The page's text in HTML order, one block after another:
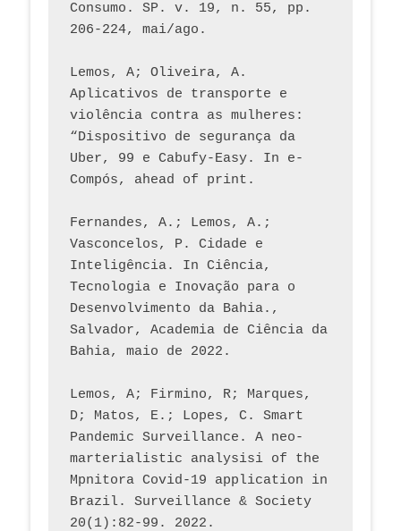
Consumo. SP. v. 19, n. 55, pp.
206-224, mai/ago.
Lemos, A; Oliveira, A.
Aplicativos de transporte e
violência contra as mulheres:
“Dispositivo de segurança da
Uber, 99 e Cabufy-Easy. In e-
Compós, ahead of print.
Fernandes, A.; Lemos, A.;
Vasconcelos, P. Cidade e
Inteligência. In Ciência,
Tecnologia e Inovação para o
Desenvolvimento da Bahia.,
Salvador, Academia de Ciência da
Bahia, maio de 2022.
Lemos, A; Firmino, R; Marques,
D; Matos, E.; Lopes, C. Smart
Pandemic Surveillance. A neo-
marterialistic analysisi of the
Mpnitora Covid-19 application in
Brazil. Surveillance & Society
20(1):82-99. 2022.